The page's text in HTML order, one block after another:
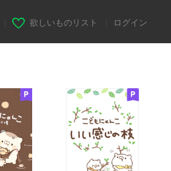
欲しいものリスト ログイン